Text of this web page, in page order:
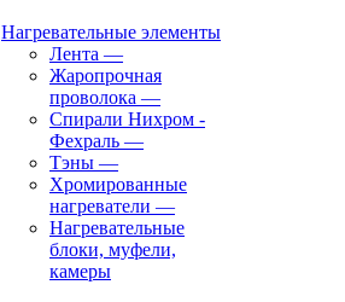
Нагревательные элементы
Лента —
Жаропрочная
проволока —
Спирали Нихром -
Фехраль —
Тэны —
Хромированные
нагреватели —
Нагревательные
блоки, муфели,
камеры